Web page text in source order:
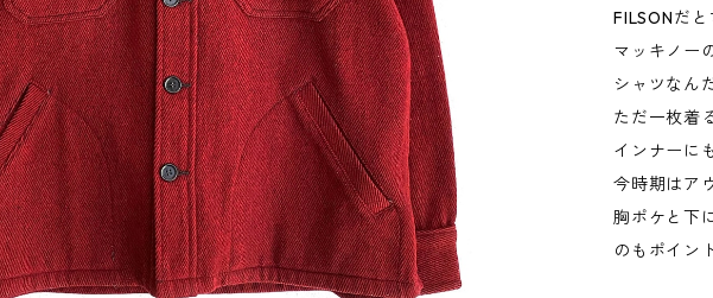
FILSONだ
マッキノー
シャツなん
ただ一枚着
インナーに
今時期はア
胸ポケと下
のもポイン